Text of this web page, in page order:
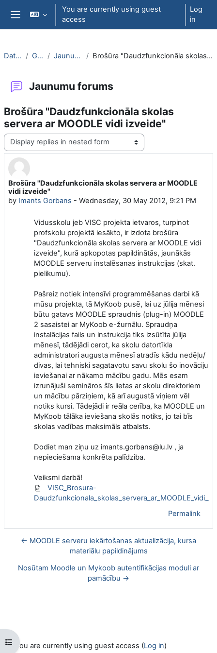
Skip to main content
You are currently using guest
access
Log
in
Open course index
DatZT007 General Jaunumu forums Brošūra "Daudzfunkcionāla skolas servera ar MOODLE vidi izveide"
Jaunumu forums
Brošūra "Daudzfunkcionāla skolas
servera ar MOODLE vidi izveide"
Display mode
Brošūra "Daudzfunkcionāla skolas servera ar MOODLE
vidi izveide"
by Imants Gorbans - Wednesday, 30 May 2012, 9:21 PM
Number of replies: 0
Vidusskolu jeb VISC projekta ietvaros, turpinot
profskolu projektā iesākto, ir izdota brošūra
"Daudzfunkcionāla skolas servera ar MOODLE vidi
izveide", kurā apkopotas papildinātās, jaunākās
MOODLE serveru instalēsanas instrukcijas (skat.
pielikumu).
Pašreiz notiek intensīvi programmēšanas darbi kā
mūsu projekta, tā MyKoob pusē, lai uz jūlija mēnesi
būtu gatavs MOODLE spraudnis (plug-in) MOODLE
2 sasaistei ar MyKoob e-žurnālu. Spraudņa
instalācijas fails un instrukcija tiks izsūtīta jūlija
mēnesī, tādējādi cerot, ka skolu datortīkla
administratori augusta mēnesī atradīs kādu nedēļu/
divas, lai tehniski sagatavotu savu skolu šo inovāciju
ieviešanai ar nākamo mācību gadu. Mēs esam
izrunājuši semināros šīs lietas ar skolu direktoriem
un mācību pārziņiem, kā arī augustā viņiem vēl
notiks kursi. Tādejādi ir reāla cerība, ka MOODLE un
MyKoob tālāka ieviešana skolās notiks, jo tai bīs
skolas vadības maksimāls atbalsts.
Dodiet man ziņu uz imants.gorbans@lu.lv , ja
nepieciešama konkrēta palīdziba.
Veiksmi darbā!
VISC_Brosura-
Permalink
← MOODLE serveru iekārtošanas aktualizācija, kursa
materiālu papildinājums
Nosūtam Moodle un Mykoob autentifikācijas moduli ar
pamācību →
You are currently using guest access (Log in)